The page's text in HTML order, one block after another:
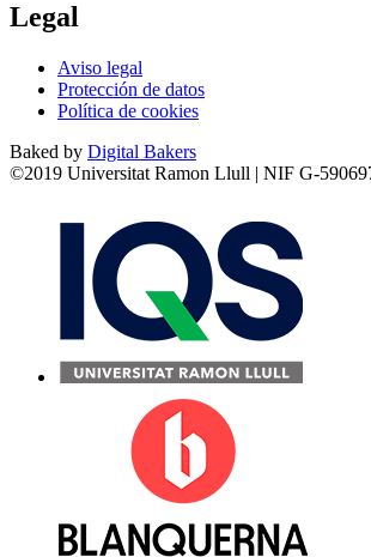
Legal
Aviso legal
Protección de datos
Política de cookies
Baked by Digital Bakers
©2019 Universitat Ramon Llull | NIF G-